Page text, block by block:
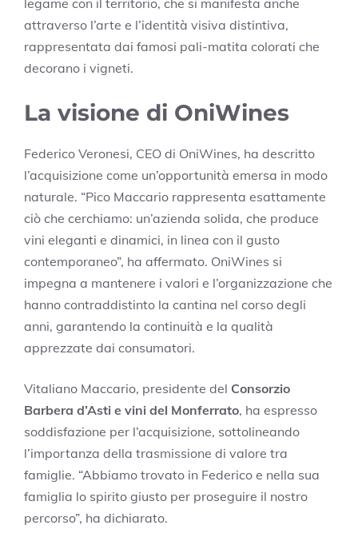
attraverso l’arte e l’identità visiva distintiva,
rappresentata dai famosi pali-matita colorati che
decorano i vigneti.
La visione di OniWines
Federico Veronesi, CEO di OniWines, ha descritto
l’acquisizione come un’opportunità emersa in modo
naturale. “Pico Maccario rappresenta esattamente
ciò che cerchiamo: un’azienda solida, che produce
vini eleganti e dinamici, in linea con il gusto
contemporaneo”, ha affermato. OniWines si
impegna a mantenere i valori e l’organizzazione che
hanno contraddistinto la cantina nel corso degli
anni, garantendo la continuità e la qualità
apprezzate dai consumatori.
Vitaliano Maccario, presidente del Consorzio
Barbera d’Asti e vini del Monferrato, ha espresso
soddisfazione per l’acquisizione, sottolineando
l’importanza della trasmissione di valore tra
famiglie. “Abbiamo trovato in Federico e nella sua
famiglia lo spirito giusto per proseguire il nostro
percorso”, ha dichiarato.